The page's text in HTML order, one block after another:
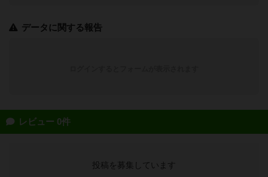
データに関する報告
レビュー 0件
投稿を募集しています